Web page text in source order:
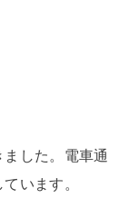
した。電車通
います。